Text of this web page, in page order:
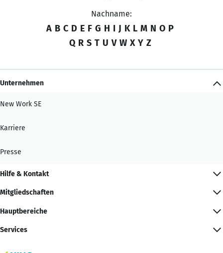
Nachname:
A B C D E F G H I J K L M N O P
Q R S T U V W X Y Z
Unternehmen
New Work SE
Karriere
Presse
Hilfe & Kontakt
Mitgliedschaften
Hauptbereiche
Services